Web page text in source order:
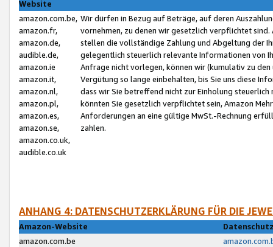
Website
amazon.com.be,
amazon.fr,
amazon.de,
audible.de,
amazon.ie
amazon.it,
amazon.nl,
amazon.pl,
amazon.es,
amazon.se,
amazon.co.uk,
audible.co.uk
Wir dürfen in Bezug auf Beträge, auf deren
vornehmen, zu denen wir gesetzlich verpflichtet
stellen die vollständige Zahlung und Abgeltung der
gelegentlich steuerlich relevante Informationen von
Anfrage nicht vorlegen, können wir (kumulativ zu
Vergütung so lange einbehalten, bis Sie uns diese
dass wir Sie betreffend nicht zur Einholung
könnten Sie gesetzlich verpflichtet sein, Amazon
Anforderungen an eine gültige MwSt.-Rechnung
zahlen.
ANHANG 4: DATENSCHUTZERKLÄRUNG FÜR DIE
Amazon-Website
amazon.com.be